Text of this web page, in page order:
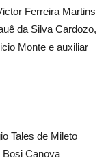
Ferreira Martins
da Silva Cardozo,
Monte e auxiliar
Tales de Mileto
Bosi Canova